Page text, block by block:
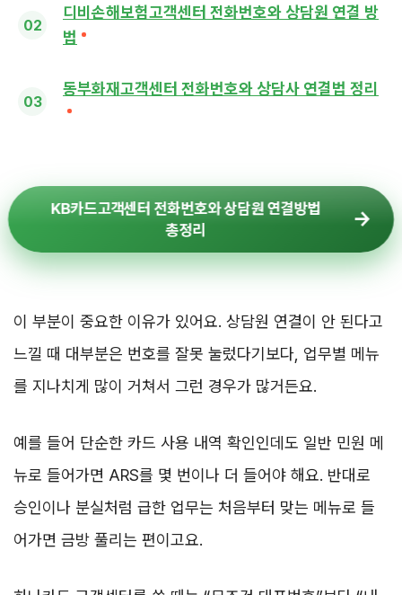
디비손해보험고객센터 전화번호와 상담원 연결 방
법
동부화재고객센터 전화번호와 상담사 연결법 정리
KB카드고객센터 전화번호와 상담원 연결방법
총정리
이 부분이 중요한 이유가 있어요. 상담원 연결이 안 된다고
느낄 때 대부분은 번호를 잘못 눌렀다기보다, 업무별 메뉴
를 지나치게 많이 거쳐서 그런 경우가 많거든요.
예를 들어 단순한 카드 사용 내역 확인인데도 일반 민원 메
뉴로 들어가면 ARS를 몇 번이나 더 들어야 해요. 반대로
승인이나 분실처럼 급한 업무는 처음부터 맞는 메뉴로 들
어가면 금방 풀리는 편이고요.